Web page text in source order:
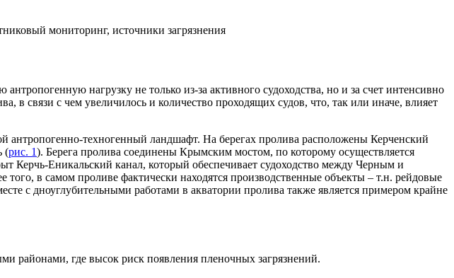
мониторинг, источники загрязнения
нагрузку не только из-за активного судоходства, но и за счет интенсивно
в связи с чем увеличилось и количество проходящих судов, что, так или иначе, влияет
антропогенно-техногенный ландшафт. На берегах пролива расположены Керченский
(рис. 1). Берега пролива соединены Крымским мостом, по которому осуществляется
Керчь-Еникальский канал, который обеспечивает судоходство между Черным и
в самом проливе фактически находятся производственные объекты – т.н. рейдовые
с дноуглубительными работами в акватории пролива также является примером крайне
районами, где высок риск появления пленочных загрязнений.